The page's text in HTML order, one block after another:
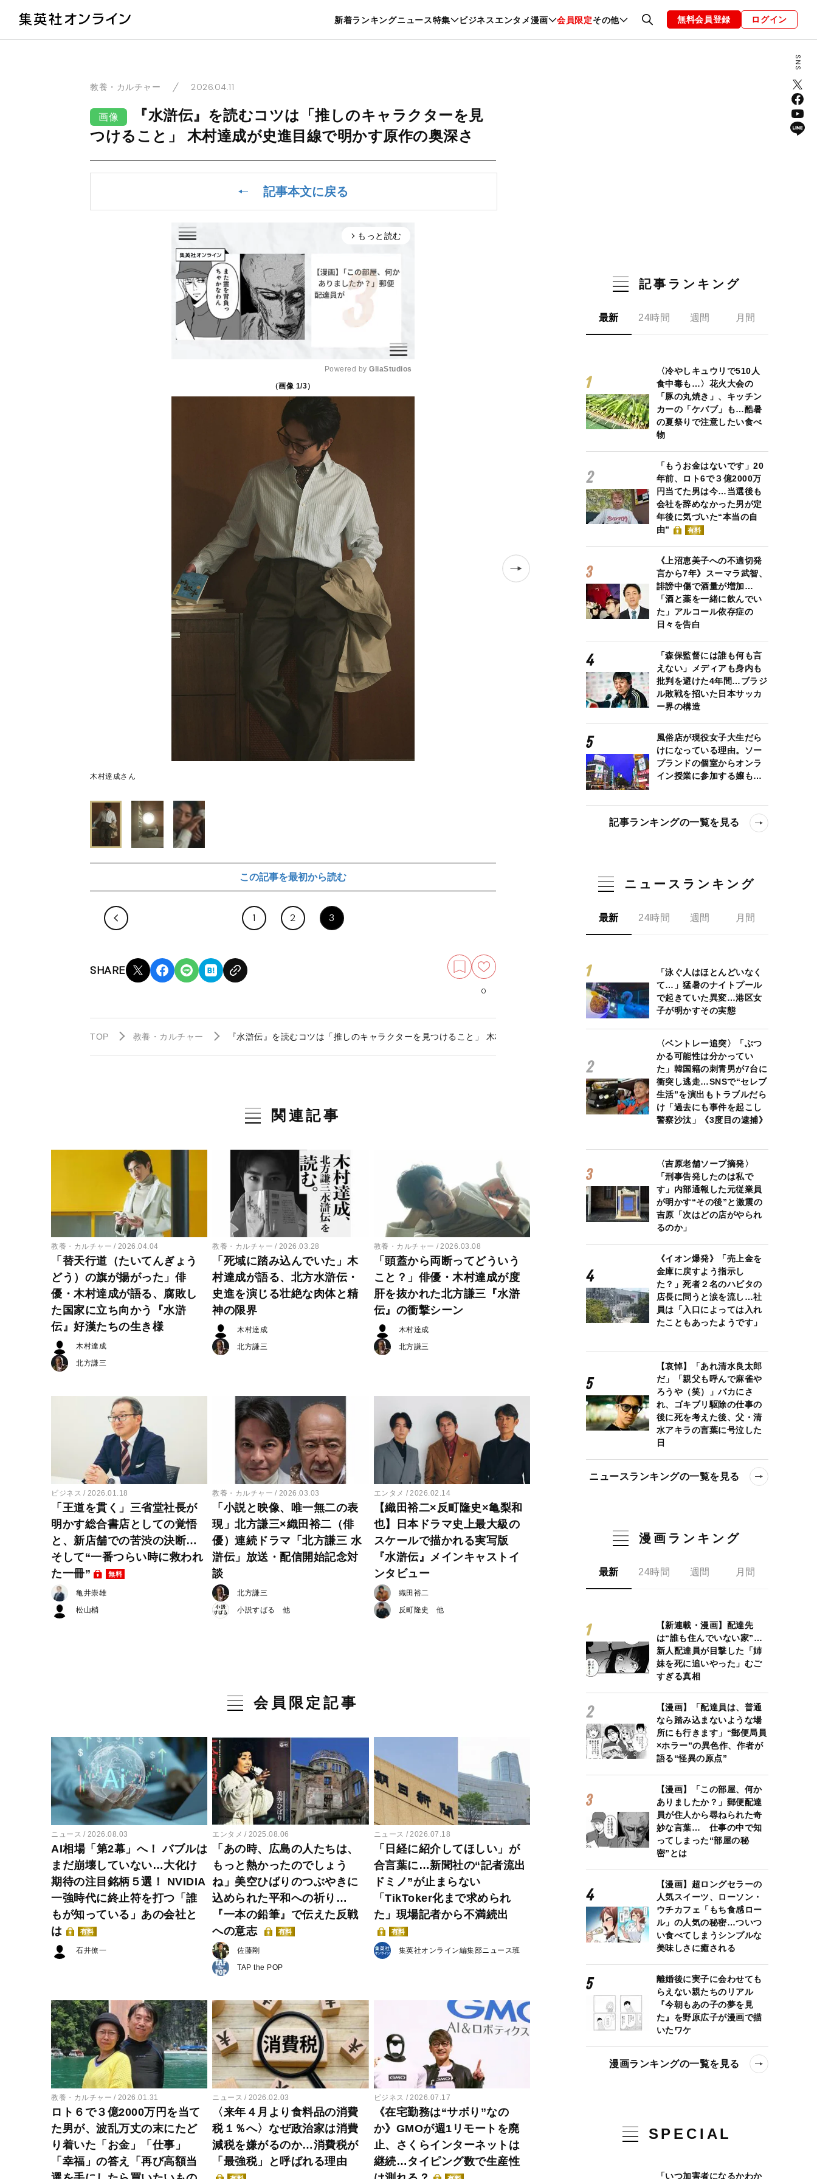
新着ランキングニュース特集 ビジネスエンタメ漫画 会員限定その他
暮らし スポーツ ヘルスケア 美容 グルメ ファッション 恋愛・結婚 編集部 お知らせ
無料会員登録 ログイン
教養・カルチャー 2026.04.11
画像
『水滸伝』を読むコツは「推しのキャラクターを見
つけること」 木村達成が史進目線で明かす原作の奥深さ
記事本文に戻る
arrow_forward_ios もっと読む
Powered by GliaStudios
（画像 1/3）
木村達成さん
この記事を最初から読む
1 2 3
SHARE
0
TOP 教養・カルチャー 『水滸伝』を読むコツは「推しのキャラクターを見つけること」 木村達成が史進目線で明かす原作の奥深さ
関連記事
教養・カルチャー 2026.04.04
「替天行道（たいてんぎょう
どう）の旗が揚がった」俳
優・木村達成が語る、腐敗し
た国家に立ち向かう『水滸
伝』好漢たちの生き様
木村達成
北方謙三
教養・カルチャー 2026.03.28
「死域に踏み込んでいた」木
村達成が語る、北方水滸伝・
史進を演じる壮絶な肉体と精
神の限界
木村達成
北方謙三
教養・カルチャー 2026.03.08
「頭蓋から両断ってどういう
こと？」俳優・木村達成が度
肝を抜かれた北方謙三『水滸
伝』の衝撃シーン
木村達成
北方謙三
ビジネス 2026.01.18
「王道を貫く」三省堂社長が
明かす総合書店としての覚悟
と、新店舗での苦渋の決断…
そして“一番つらい時に救われ
た一冊”
無料
亀井崇雄
松山梢
教養・カルチャー 2026.03.03
「小説と映像、唯一無二の表
現」北方謙三×織田裕二（俳
優）連続ドラマ「北方謙三 水
滸伝」放送・配信開始記念対
談
北方謙三
小説すばる
エンタメ 2026.02.14
【織田裕二×反町隆史×亀梨和
也】日本ドラマ史上最大級の
スケールで描かれる実写版
『水滸伝』メインキャストイ
ンタビュー
織田裕二
反町隆史
会員限定記事
ニュース 2026.08.03
AI相場「第2幕」へ！ バブルは
まだ崩壊していない…大化け
期待の注目銘柄５選！ NVIDIA
一強時代に終止符を打つ「誰
もが知っている」あの会社と
は
有料
石井僚一
エンタメ 2025.08.06
「あの時、広島の人たちは、
もっと熱かったのでしょう
ね」美空ひばりのつぶやきに
込められた平和への祈り…
『一本の鉛筆』で伝えた反戦
への意志
有料
佐藤剛
TAP the POP
ニュース 2026.07.18
「日経に紹介してほしい」が
合言葉に…新聞社の“記者流出
ドミノ”が止まらない
「TikToker化まで求められ
た」現場記者から不満続出
有料
集英社オンライン編集部ニュース班
教養・カルチャー 2026.01.31
ロト６で３億2000万円を当て
た男が、波乱万丈の末にたど
り着いた「お金」「仕事」
「幸福」の答え「再び高額当
ニュース 2026.02.03
〈来年４月より食料品の消費
税１％へ〉なぜ政治家は消費
減税を嫌がるのか…消費税が
「最強税」と呼ばれる理由
ビジネス 2026.07.17
《在宅勤務は“サボり”なの
か》GMOが週1リモートを廃
止、さくらインターネットは
継続…タイピング数で生産性
記事ランキング
最新 24時間 週間 月間
〈冷やしキュウリで510人
食中毒も…〉花火大会の
「豚の丸焼き」、キッチン
カーの「ケバブ」も…酷暑
の夏祭りで注意したい食べ
物
「もうお金はないです」20
年前、ロト6で３億2000万
円当てた男は今…当選後も
会社を辞めなかった男が定
年後に気づいた“本当の自
由”
有料
《上沼恵美子への不適切発
言から7年》スーマラ武智、
誹謗中傷で酒量が増加…
「酒と薬を一緒に飲んでい
た」アルコール依存症の
日々を告白
「森保監督には誰も何も言
えない」メディアも身内も
批判を避けた4年間…ブラジ
ル敗戦を招いた日本サッカ
ー界の構造
風俗店が現役女子大生だら
けになっている理由。ソー
プランドの個室からオンラ
イン授業に参加する嬢も…
記事ランキングの一覧を見る
ニュースランキング
最新 24時間 週間 月間
「泳ぐ人はほとんどいなく
て…」猛暑のナイトプール
で起きていた異変…港区女
子が明かすその実態
〈ベントレー追突〉「ぶつ
かる可能性は分かってい
た」韓国籍の刺青男が7台に
衝突し逃走…SNSで“セレブ
生活”を演出もトラブルだら
け「過去にも事件を起こし
警察沙汰」《3度目の逮捕》
〈吉原老舗ソープ摘発〉
「刑事告発したのは私で
す」内部通報した元従業員
が明かす“その後”と激震の
吉原「次はどの店がやられ
るのか」
《イオン爆発》「売上金を
金庫に戻すよう指示し
た？」死者２名のハビタの
店長に問うと涙を流し…社
員は「入口によっては入れ
たこともあったようです」
【哀悼】「あれ清水良太郎
だ」「親父も呼んで麻雀や
ろうや（笑）」バカにさ
れ、ゴキブリ駆除の仕事の
後に死を考えた後、父・清
水アキラの言葉に号泣した
日
ニュースランキングの一覧を見る
漫画ランキング
最新 24時間 週間 月間
【新連載・漫画】配達先
は“誰も住んでいない家”…
新人配達員が目撃した「姉
妹を死に追いやった」むご
すぎる真相
【漫画】「配達員は、普通
なら踏み込まないような場
所にも行きます」“郵便局員
×ホラー”の異色作、作者が
語る“怪異の原点”
【漫画】「この部屋、何か
ありましたか？」郵便配達
員が住人から尋ねられた奇
妙な言葉… 仕事の中で知
ってしまった“部屋の秘
密”とは
【漫画】超ロングセラーの
人気スイーツ、ローソン・
ウチカフェ「もち食感ロー
ル」の人気の秘密…ついつ
い食べてしまうシンプルな
美味しさに癒される
離婚後に実子に会わせても
らえない親たちのリアル
『今朝もあの子の夢を見
た』を野原広子が漫画で描
いたワケ
漫画ランキングの一覧を見る
SPECIAL
「いつ加害者になるかわか